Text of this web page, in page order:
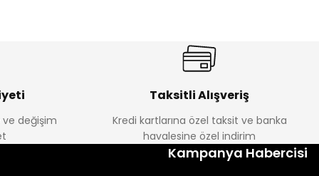
Melra Kız Çocuk Kot Pantolon
%22
Koren Kız Çocuk ve Bebek Tayt
ve değişim
Taksitli Alışveriş
Kredi kartlarına özel taksit ve banka
havalesine özel indirim
Kampanya Habercisi